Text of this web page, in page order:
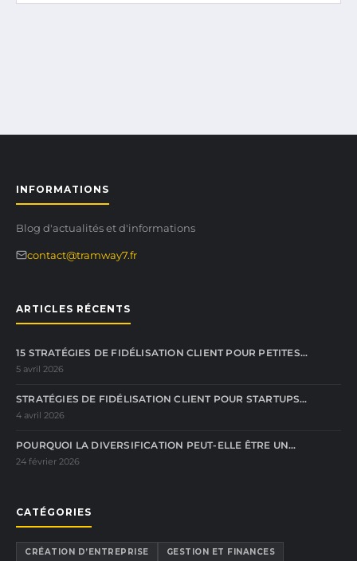
INFORMATIONS
Blog d'actualités et d'informations
contact@tramway7.fr
ARTICLES RÉCENTS
15 STRATÉGIES DE FIDÉLISATION CLIENT POUR PETITES…
5 avril 2026
STRATÉGIES DE FIDÉLISATION CLIENT POUR STARTUPS…
4 avril 2026
POURQUOI LA DIVERSIFICATION PEUT-ELLE ÊTRE UN…
24 février 2026
CATÉGORIES
CRÉATION D’ENTREPRISE GESTION ET FINANCES